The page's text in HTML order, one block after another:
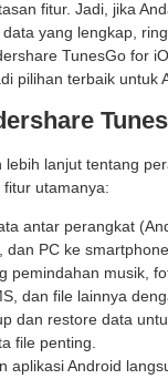
fitur. Jadi, jika
yang lengkap,
TunesGo for
pilihan terbaik untuk
lebih lanjut tentang
utamanya:
antar perangkat
dan PC ke
pemindahan musik,
dan file lainnya
dan restore data
file penting.
aplikasi Android